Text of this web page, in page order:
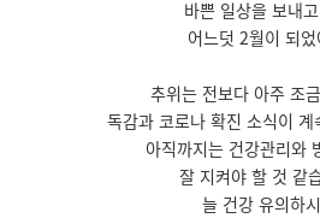
바쁜 일상을 보내
어느덧 2월이 되
추위는 전보다 아주 조
독감과 코로나 확진 소식이 계
아직까지는 건강관리와
잘 지켜야 할 것 같
늘 건강 유의하